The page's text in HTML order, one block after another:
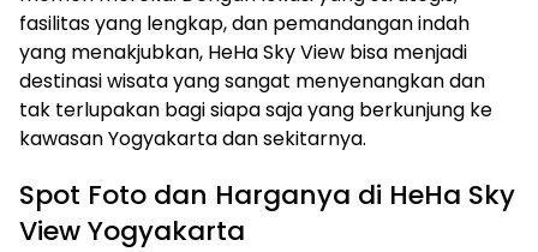
fasilitas yang lengkap, dan pemandangan indah
yang menakjubkan, HeHa Sky View bisa menjadi
destinasi wisata yang sangat menyenangkan dan
tak terlupakan bagi siapa saja yang berkunjung ke
kawasan Yogyakarta dan sekitarnya.
Spot Foto dan Harganya di HeHa Sky
View Yogyakarta